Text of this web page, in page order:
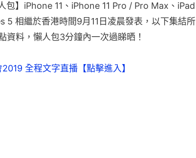
包】iPhone 11、iPhone 11 Pro / Pro Max、iPad
5 相繼於香港時間9月11日凌晨發表，以下集結所
資料，懶人包3分鐘內一次過睇晒！
全程文字直播【點擊進入】